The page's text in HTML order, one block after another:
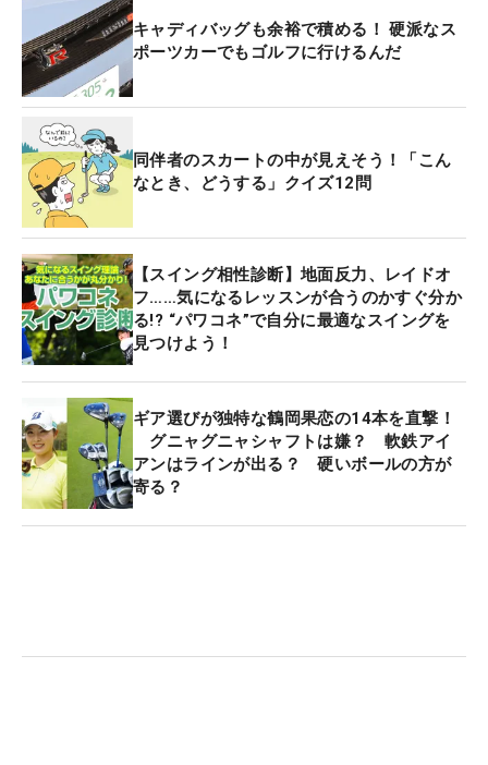
キャディバッグも余裕で積める！ 硬派なス
ポーツカーでもゴルフに行けるんだ
同伴者のスカートの中が見えそう！「こん
なとき、どうする」クイズ12問
【スイング相性診断】地面反力、レイドオ
フ……気になるレッスンが合うのかすぐ分か
る!? “パワコネ”で自分に最適なスイングを
見つけよう！
ギア選びが独特な鶴岡果恋の14本を直撃！
グニャグニャシャフトは嫌？ 軟鉄アイ
アンはラインが出る？ 硬いボールの方が
寄る？